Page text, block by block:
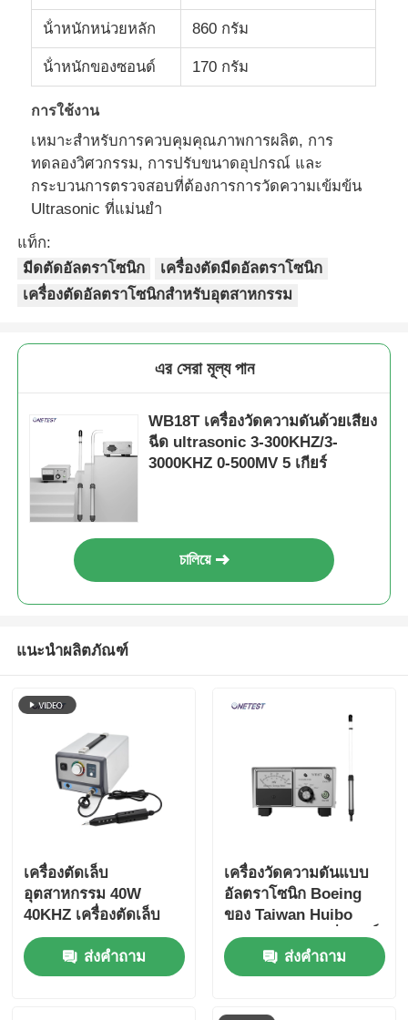
เทอร์โมเมตรไฟเบอร์ออปติก
เครื่องตรวจวัดการแผ่รังสีอินฟราเรด
น้ําหนักหน่วยหลัก 860 กรัม
น้ําหนักของซอนด์ 170 กรัม
การใช้งาน
เหมาะสําหรับการควบคุมคุณภาพการผลิต, การ
ทดลองวิศวกรรม, การปรับขนาดอุปกรณ์ และ
กระบวนการตรวจสอบที่ต้องการการวัดความเข้มข้น
Ultrasonic ที่แม่นยํา
แท็ก:
มีดตัดอัลตราโซนิก
เครื่องตัดมีดอัลตราโซนิก
เครื่องตัดอัลตราโซนิกสำหรับอุตสาหกรรม
এর সেরা মূল্য পান
WB18T เครื่องวัดความดันด้วยเสียง
ฉีด ultrasonic 3-300KHZ/3-
3000KHZ 0-500MV 5 เกียร์
চালিয়ে
แนะนำผลิตภัณฑ์
เครื่องตัดเล็บ
อุตสาหกรรม 40W
40KHZ เครื่องตัดเล็บ
อุตสาหกรรม UC-60N-
03
ส่งคำถาม
เครื่องวัดความดันแบบ
อัลตราโซนิก Boeing
ของ Taiwan Huibo
สำหรับของเหลวที่มีฤทธิ์
กัดกร่อน ส่งคำถาม